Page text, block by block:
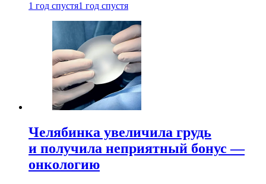
1 год спустя1 год спустя
Челябинка увеличила грудь
и получила неприятный бонус —
онкологию